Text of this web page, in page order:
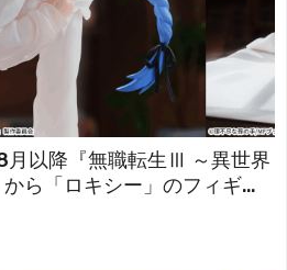
以降『無職転生Ⅲ ～異世界
ら「ロキシー」のフィギュ